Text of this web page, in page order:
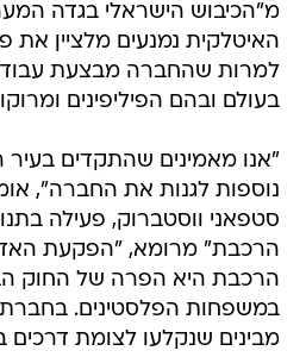
מ"הכיבוש הישראלי בגדה
האיטלקית נמנעים מלציין את
למרות שהחברה מבצעת
בעולם ובהם הפיליפינים
"אנו מאמינים שהתקדים בעיר
נוספות לגנות את החברה",
סטפאני ווסטברוק, פעילה
הרכבת" מרומא, "הפקעת
הרכבת היא הפרה של החוק
במשפחות הפלסטינים. בחברת
מבינים שנקלעו לצומת דרכים